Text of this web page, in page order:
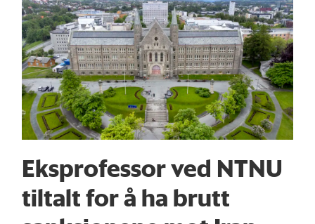
Eksprofessor ved NTNU
tiltalt for å ha brutt